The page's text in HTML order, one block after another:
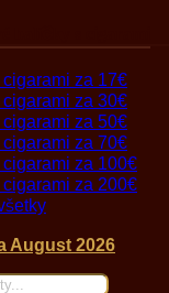
za 17€
za 30€
za 50€
za 70€
za 100€
za 200€
August 2026